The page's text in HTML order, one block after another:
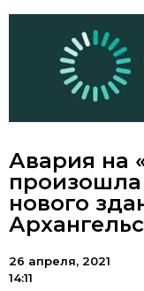
Авария на
произошла
нового
26 апреля, 2021
14:11